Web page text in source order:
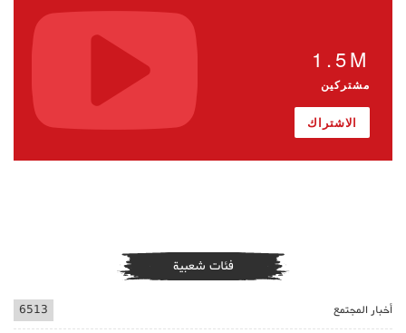
1.5M
مشتركين
الاشتراك
فئات شعبية
أخبار المجتمع 6513